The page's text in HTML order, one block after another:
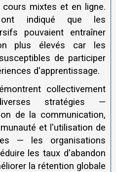
mixtes et en ligne.
ont indiqué que les
pouvaient entraîner
plus élevés car les
de participer
d'apprentissage.
collectivement
stratégies —
de la communication,
et l'utilisation de
— les organisations
les taux d'abandon
la rétention globale